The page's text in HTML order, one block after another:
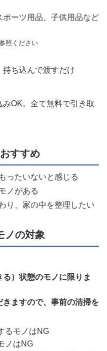
ポーツ用品、子供用品など
照ください
持ち込んで渡すだけ
みOK。全て無料で引き取
すすめ
ったいないと感じる
ノがある
り、家の中を整理したい
ノの対象
）状態のモノに限りま
ますので、事前の清掃を
るモノはNG
ノはNG